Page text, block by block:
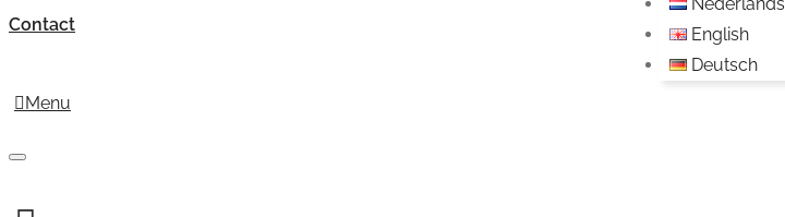
English
Deutsch
Contact
Menu